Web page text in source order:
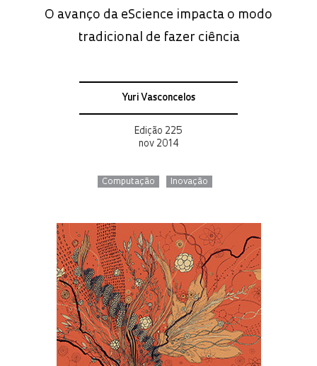
O avanço da eScience impacta o modo
tradicional de fazer ciência
Yuri Vasconcelos
Edição 225
nov 2014
Computação Inovação